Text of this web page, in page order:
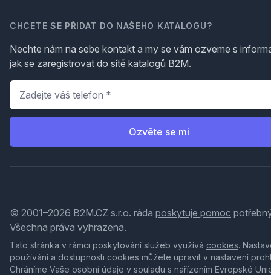
CHCETE SE PŘIDAT DO NAŠEHO KATALOGU?
Nechte nám na sebe kontakt a my se vám ozveme s
jak se zaregistrovat do sítě katalogů B2M.
Telefon
Ozvěte se mi
© 2001–2026 B2M.CZ s.r.o. ráda poskytuje pomoc
Všechna práva vyhrazena.
Tato stránka v rámci poskytování služeb využívá cookies.
používání a dostupnosti cookies můžete upravit v nastavení
Chráníme Vaše osobní údaje v souladu s nařízením Evropské